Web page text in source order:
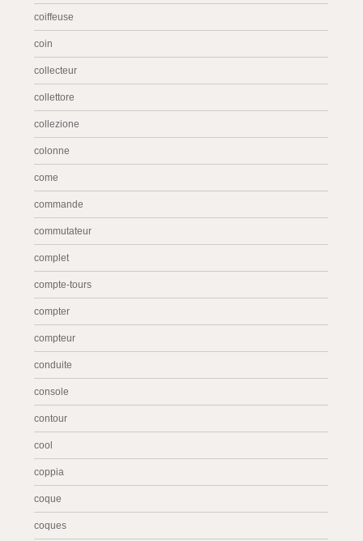
coiffeuse
coin
collecteur
collettore
collezione
colonne
come
commande
commutateur
complet
compte-tours
compter
compteur
conduite
console
contour
cool
coppia
coque
coques